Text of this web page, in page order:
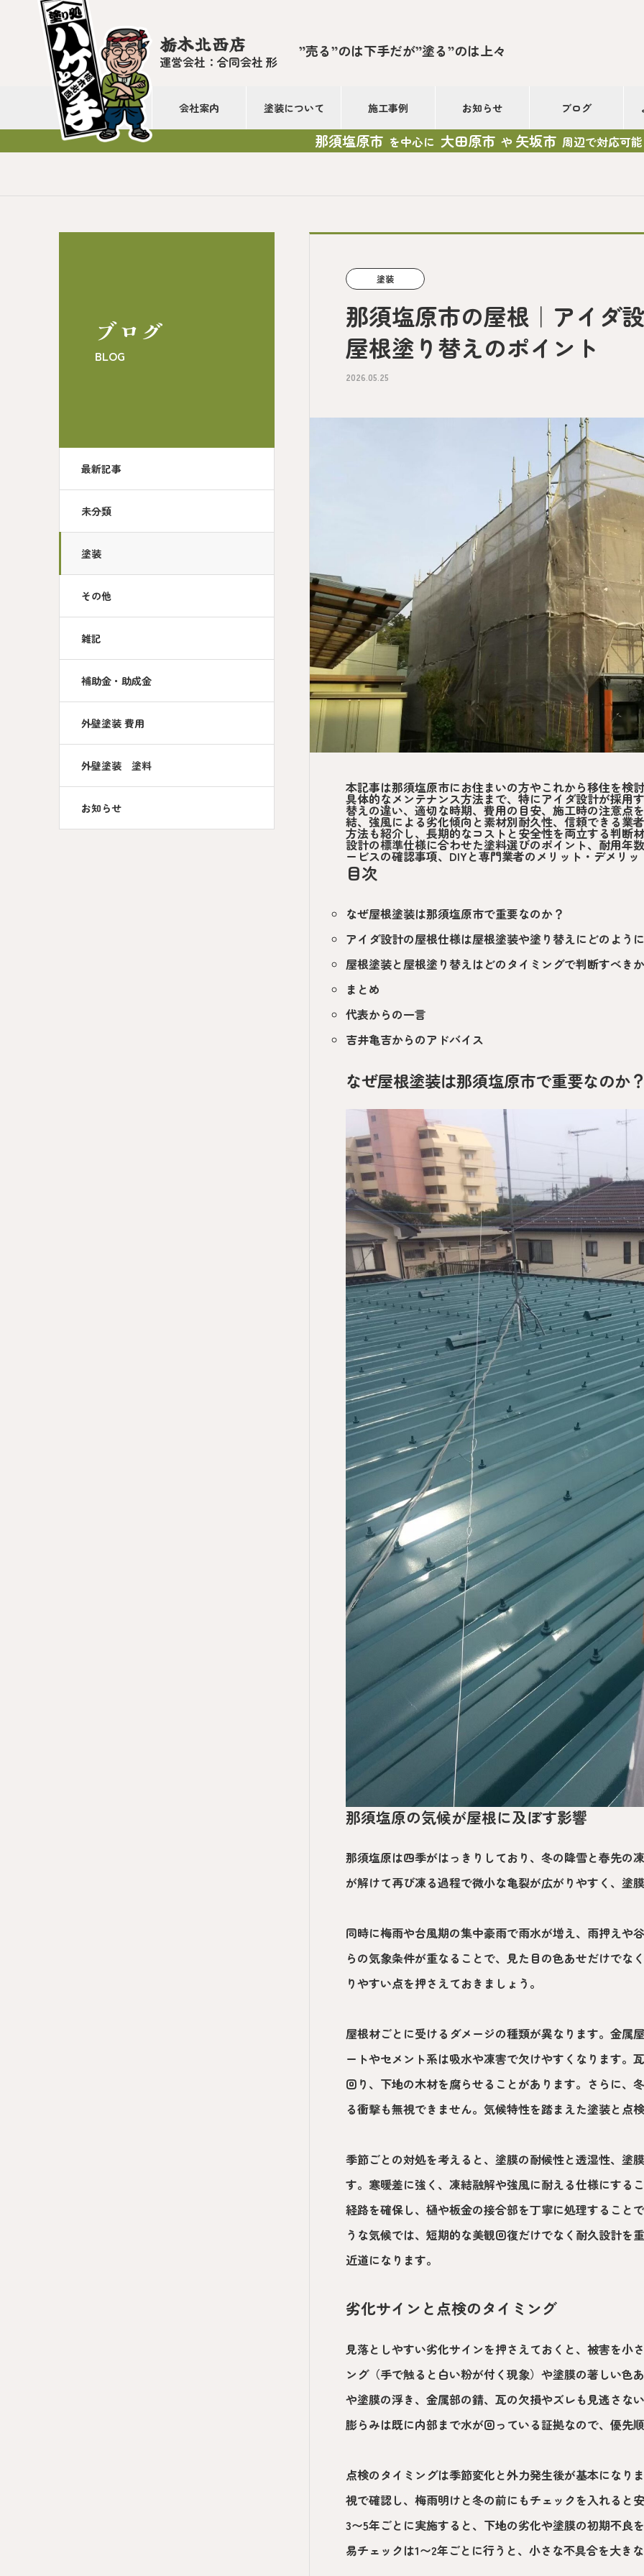
栃木北西店
運営会社：合同会社 形
”売る”のは下手だが”塗る”のは上々
会社案内 塗装について 施工事例 お知らせ ブログ
那須塩原市 を中心に 大田原市 や 矢坂市 周辺で対応可
ブログ
BLOG
最新記事
未分類
塗装
その他
雑記
補助金・助成金
外壁塗装 費用
外壁塗装 塗料
お知らせ
塗装
那須塩原市の屋根｜アイダ
屋根塗り替えのポイント
2026.05.25
本記事は那須塩原市にお住まいの方やこれから移住を検
具体的なメンテナンス方法まで、特にアイダ設計が採用
替えの違い、適切な時期、費用の目安、施工時の注意点
結、強風による劣化傾向と素材別耐久性、信頼できる業
方法も紹介し、長期的なコストと安全性を両立する判断
設計の標準仕様に合わせた塗料選びのポイント、耐用年
ービスの確認事項、DIYと専門業者のメリット・デメリ
目次
なぜ屋根塗装は那須塩原市で重要なのか？
アイダ設計の屋根仕様は屋根塗装や塗り替えにどのよう
屋根塗装と屋根塗り替えはどのタイミングで判断すべき
まとめ
代表からの一言
吉井亀吉からのアドバイス
なぜ屋根塗装は那須塩原市で重要なのか
那須塩原の気候が屋根に及ぼす影響
那須塩原は四季がはっきりしており、冬の降雪と春先の
が解けて再び凍る過程で微小な亀裂が広がりやすく、塗
同時に梅雨や台風期の集中豪雨で雨水が増え、雨押えや
らの気象条件が重なることで、見た目の色あせだけでな
りやすい点を押さえておきましょう。
屋根材ごとに受けるダメージの種類が異なります。金属
ートやセメント系は吸水や凍害で欠けやすくなります。
回り、下地の木材を腐らせることがあります。さらに、
る衝撃も無視できません。気候特性を踏まえた塗装と点
季節ごとの対処を考えると、塗膜の耐候性と透湿性、塗
す。寒暖差に強く、凍結融解や強風に耐える仕様にする
経路を確保し、樋や板金の接合部を丁寧に処理すること
うな気候では、短期的な美観回復だけでなく耐久設計を
近道になります。
劣化サインと点検のタイミング
見落としやすい劣化サインを押さえておくと、被害を小
ング（手で触ると白い粉が付く現象）や塗膜の著しい色
や塗膜の浮き、金属部の錆、瓦の欠損やズレも見逃さな
膨らみは既に内部まで水が回っている証拠なので、優先
点検のタイミングは季節変化と外力発生後が基本になり
視で確認し、梅雨明けと冬の前にもチェックを入れると
3〜5年ごとに実施すると、下地の劣化や塗膜の初期不良
易チェックは1〜2年ごとに行うと、小さな不具合を大き